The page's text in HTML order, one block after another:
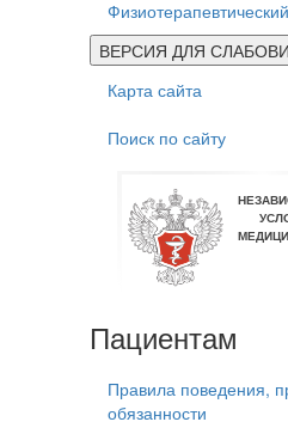
ВЕРСИЯ ДЛЯ
Карта сайта
Поиск по сайту
Пациентам
Правила поведения,
обязанности